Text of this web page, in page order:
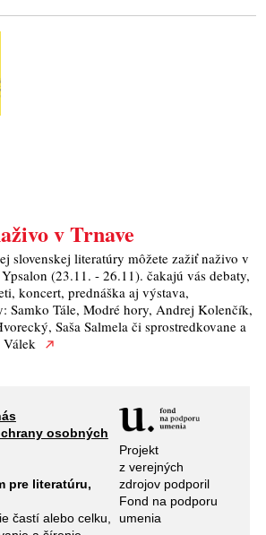
v Trnave
slovenskej literatúry môžete zažiť naživo v
(23.11. - 26.11). čakajú vás debaty,
koncert, prednáška aj výstava,
Samko Tále, Modré hory, Andrej Kolenčík,
Saša Salmela či sprostredkovane a
Válek
osobných
pre literatúru,
častí alebo celku,
Projekt
z verejných
zdrojov podporil
Fond na podporu
umenia